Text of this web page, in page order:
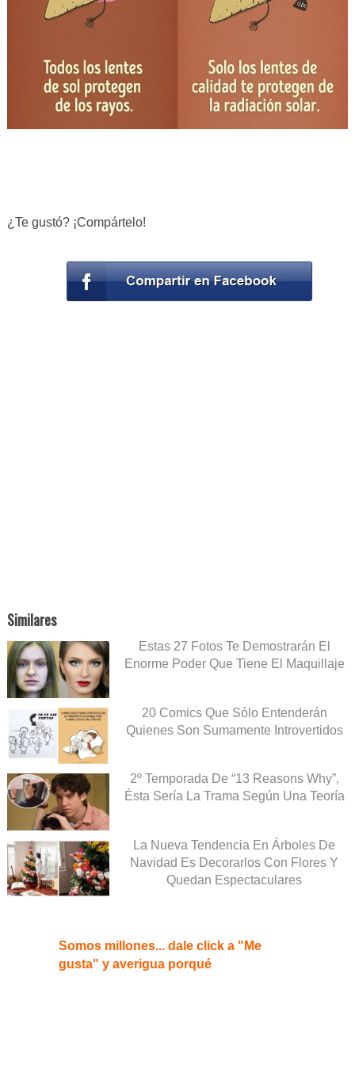
¿Te gustó? ¡Compártelo!
Similares
Estas 27 Fotos Te Demostrarán El
Enorme Poder Que Tiene El Maquillaje
20 Comics Que Sólo Entenderán
Quienes Son Sumamente Introvertidos
2º Temporada De “13 Reasons Why”,
Ésta Sería La Trama Según Una Teoría
La Nueva Tendencia En Árboles De
Navidad Es Decorarlos Con Flores Y
Quedan Espectaculares
Somos millones... dale click a "Me
gusta" y averigua porqué